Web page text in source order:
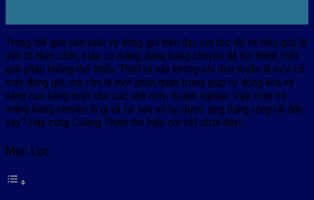
Trong thế giới sản xuất và đóng gói hiện đại, nơi tốc độ và hiệu quả là
yếu tố then chốt, máy co màng dạng băng chuyền đã trở thành một
giải pháp không thể thiếu. Thiết bị này không chỉ đơn thuần là một cỗ
máy đóng gói, mà còn là một phần quan trọng giúp tự động hóa và
nâng cao năng suất cho các nhà máy, doanh nghiệp. Vậy, máy co
màng băng chuyền là gì và tại sao nó lại được ứng dụng rộng rãi đến
vậy? Hãy cùng Cường Thịnh tìm hiểu chi tiết dưới đây!
Mục Lục